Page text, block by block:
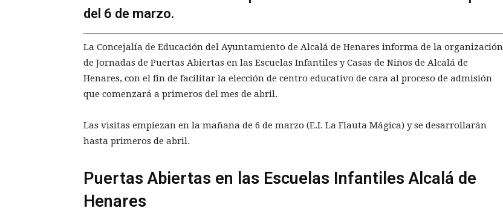
del 6 de marzo.
La Concejalía de Educación del Ayuntamiento de Alcalá de Henares informa de la organización
de Jornadas de Puertas Abiertas en las Escuelas Infantiles y Casas de Niños de Alcalá de
Henares, con el fin de facilitar la elección de centro educativo de cara al proceso de admisión
que comenzará a primeros del mes de abril.
Las visitas empiezan en la mañana de 6 de marzo (E.I. La Flauta Mágica) y se desarrollarán
hasta primeros de abril.
Puertas Abiertas en las Escuelas Infantiles Alcalá de
Henares